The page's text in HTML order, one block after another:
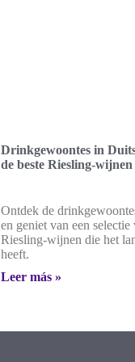
Drinkgewoontes in
de beste Riesling-wijnen
Ontdek de
en geniet van een selectie
Riesling-wijnen die het
heeft.
Leer más »